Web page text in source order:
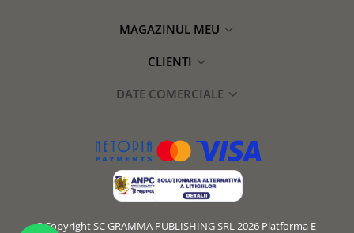
MAGAZINUL MEU
CLIENTI
DATE COMERCIALE
©Copyright SC GRAMMA PUBLISHING SRL 2026 Platforma E-